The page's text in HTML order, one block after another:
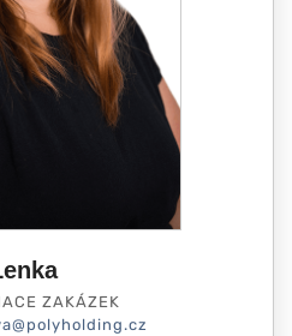
ZAKÁZEK